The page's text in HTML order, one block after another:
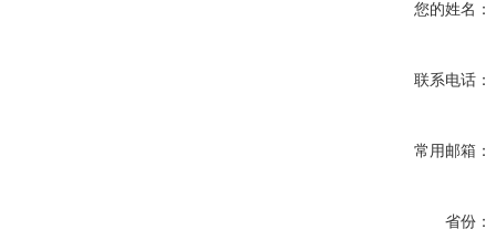
您的姓名：
联系电话：
常用邮箱：
省份：